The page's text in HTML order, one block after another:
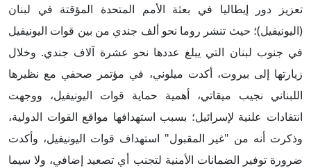
تعزيز دور إيطاليا في بعثة الأمم المتحدة المؤقتة في لبنان
(اليونيفيل)؛ حيث تنشر روما نحو ألف جندي من بين قوات اليونيفيل
في جنوب لبنان التي يبلغ عددها نحو عشرة آلاف جندي. وخلال
زيارتها إلى بيروت، أكدت ميلوني، في مؤتمر صحفي مع نظيرها
اللبناني نجيب ميقاتي، أهمية حماية قوات اليونيفيل، ووجهت
انتقادات علنية لإسرائيل؛ بسبب استهدافها مواقع القوات الدولية،
وذكرت أنه من "غير المقبول" استهداف قوات اليونيفيل، وأكدت
ضرورة توفير الضمانات الأمنية لتجنب أي تصعيد إضافي، ولا سيما